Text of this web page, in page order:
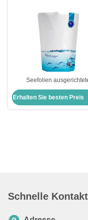
Seefolien
Stehtaschen und -beutel
Barriere für
Erhalten Sie besten Preis
Schnelle